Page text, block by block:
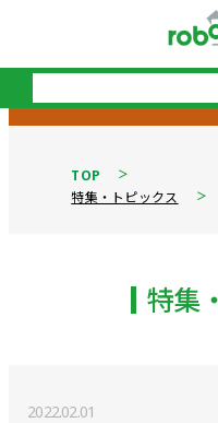
TOP
特集・トピックス
特集
2022.02.01